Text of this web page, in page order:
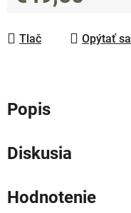
Tlač
Opýtať sa
Popis
Diskusia
Hodnotenie